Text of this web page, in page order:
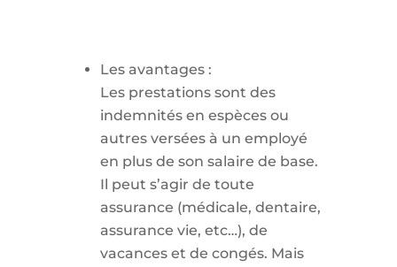
Les avantages :
Les prestations sont des
indemnités en espèces ou
autres versées à un employé
en plus de son salaire de base.
Il peut s’agir de toute
assurance (médicale, dentaire,
assurance vie, etc…), de
vacances et de congés. Mais